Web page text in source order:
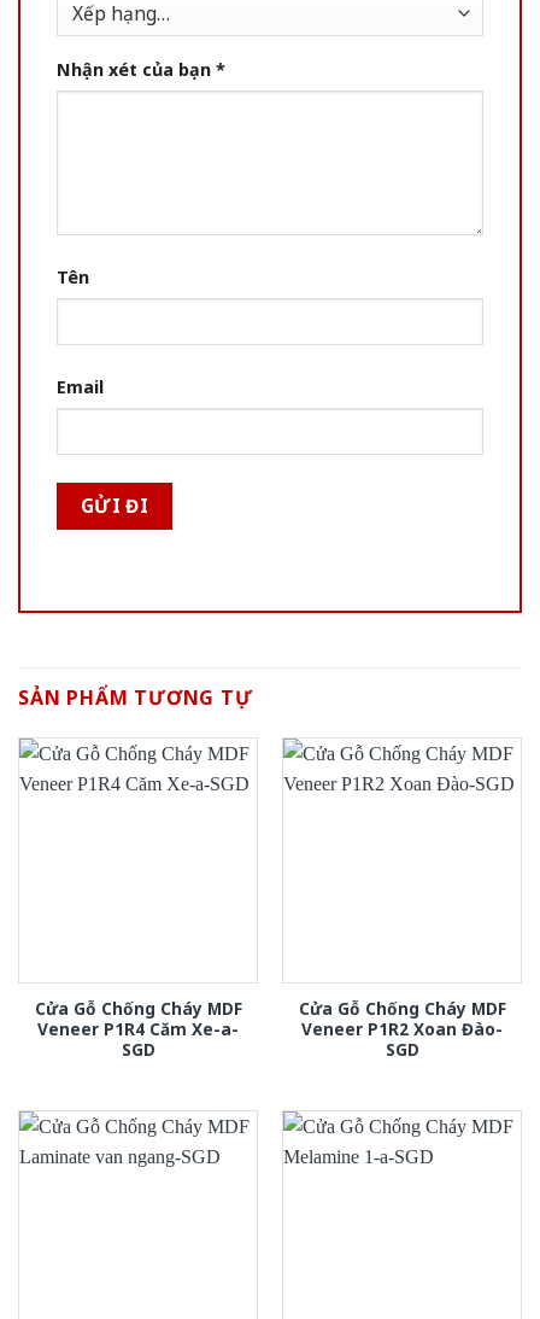
Nhận xét của bạn *
Tên
Email
SẢN PHẨM TƯƠNG TỰ
Cửa Gỗ Chống Cháy MDF
Veneer P1R4 Căm Xe-a-
SGD
Cửa Gỗ Chống Cháy MDF
Veneer P1R2 Xoan Đào-
SGD